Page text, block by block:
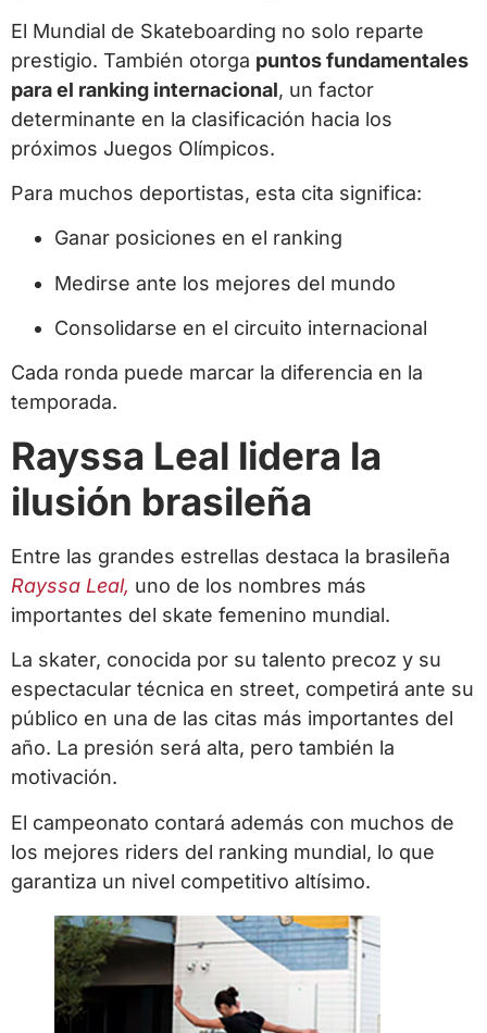
El Mundial de Skateboarding no solo reparte
prestigio. También otorga puntos fundamentales
para el ranking internacional, un factor
determinante en la clasificación hacia los
próximos Juegos Olímpicos.
Para muchos deportistas, esta cita significa:
Ganar posiciones en el ranking
Medirse ante los mejores del mundo
Consolidarse en el circuito internacional
Cada ronda puede marcar la diferencia en la
temporada.
Rayssa Leal lidera la
ilusión brasileña
Entre las grandes estrellas destaca la brasileña
Rayssa Leal, uno de los nombres más
importantes del skate femenino mundial.
La skater, conocida por su talento precoz y su
espectacular técnica en street, competirá ante su
público en una de las citas más importantes del
año. La presión será alta, pero también la
motivación.
El campeonato contará además con muchos de
los mejores riders del ranking mundial, lo que
garantiza un nivel competitivo altísimo.